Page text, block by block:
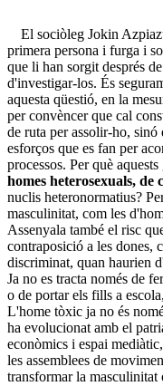
El sociòleg Jokin
primera persona i furga i
que li han sorgit després
d'investigar-los. És
aquesta qüestió, en la
per convèncer que cal
de ruta per assolir-ho, sinó
esforços que es fan per
processos. Per què
homes heterosexuals, de
nuclis heteronormatius?
masculinitat, com les
Assenyala també el risc
contraposició a les dones,
discriminat, quan haurien
Ja no es tracta només de
o de portar els fills a
L'home tòxic ja no és
ha evolucionat amb el
econòmics i espai
les assemblees de
transformar la masculinitat